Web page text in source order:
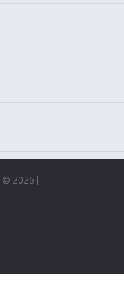
© 2026 |